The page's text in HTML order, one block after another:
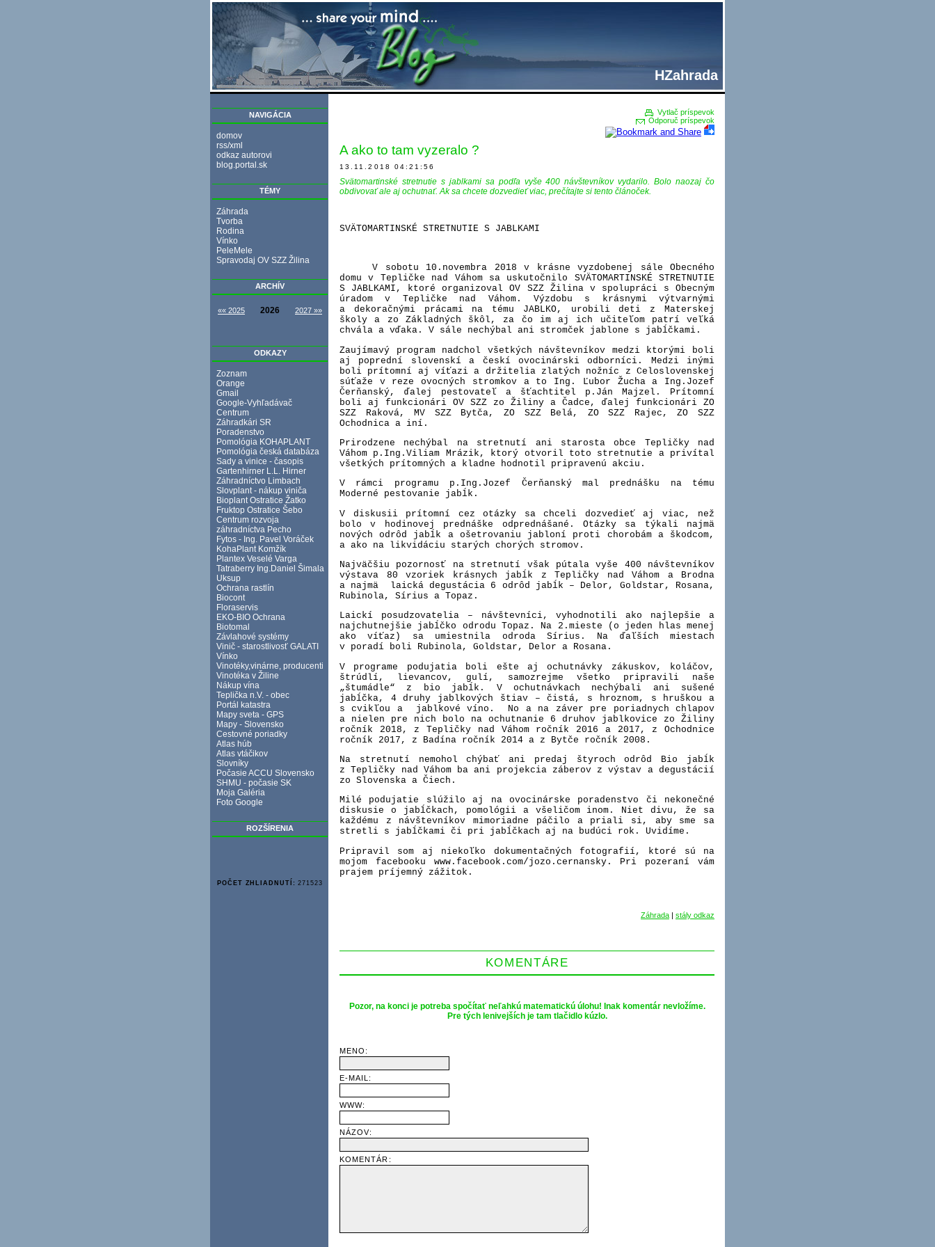
HZahrada
Vytlač príspevok
Odporuč príspevok
A ako to tam vyzeralo ?
13.11.2018 04:21:56
Svätomartinské stretnutie s jablkami sa podľa vyše 400 návštevníkov vydarilo. Bolo naozaj čo
obdivovať ale aj ochutnať. Ak sa chcete dozvedieť viac, prečítajte si tento článoček.
SVÄTOMARTINSKÉ STRETNUTIE S JABLKAMI
V sobotu 10.novembra 2018 v krásne vyzdobenej sále Obecného
domu v Tepličke nad Váhom sa uskutočnilo SVÄTOMARTINSKÉ STRETNUTIE
S JABLKAMI, ktoré organizoval OV SZZ Žilina v spolupráci s Obecným
úradom v Tepličke nad Váhom. Výzdobu s krásnymi výtvarnými
a dekoračnými prácami na tému JABLKO, urobili deti z Materskej
školy a zo Základných škôl, za čo im aj ich učiteľom patrí veľká
chvála a vďaka. V sále nechýbal ani stromček jablone s jabĺčkami.
Zaujímavý program nadchol všetkých návštevníkov medzi ktorými boli
aj poprední slovenskí a českí ovocinárski odborníci. Medzi inými
boli prítomní aj víťazi a držitelia zlatých nožníc z Celoslovenskej
súťaže v reze ovocných stromkov a to Ing. Ľubor Žucha a Ing.Jozef
Čerňanský, ďalej pestovateľ a šťachtitel p.Ján Majzel. Prítomní
boli aj funkcionári OV SZZ zo Žiliny a Čadce, ďalej funkcionári ZO
SZZ Raková, MV SZZ Bytča, ZO SZZ Belá, ZO SZZ Rajec, ZO SZZ
Ochodnica a iní.
Prirodzene nechýbal na stretnutí ani starosta obce Tepličky nad
Váhom p.Ing.Viliam Mrázik, ktorý otvoril toto stretnutie a privítal
všetkých prítomných a kladne hodnotil pripravenú akciu.
V rámci programu p.Ing.Jozef Čerňanský mal prednášku na tému
Moderné pestovanie jabĺk.
V diskusii prítomní cez otázky sa chceli dozvedieť aj viac, než
bolo v hodinovej prednáške odprednášané. Otázky sa týkali najmä
nových odrôd jabĺk a ošetrovaniu jabloní proti chorobám a škodcom,
a ako na likvidáciu starých chorých stromov.
Najväčšiu pozornosť na stretnutí však pútala vyše 400 návštevníkov
výstava 80 vzoriek krásnych jabĺk z Tepličky nad Váhom a Brodna
a najmä
laická degustácia 6 odrôd jabĺk – Delor, Goldstar, Rosana,
Rubinola, Sírius a Topaz.
Laickí posudzovatelia – návštevníci, vyhodnotili ako najlepšie a
najchutnejšie jabĺčko odrodu Topaz. Na 2.mieste
( o jeden hlas menej
ako víťaz) sa umiestnila odroda Sírius. Na ďaľších miestach
v poradí boli Rubinola, Goldstar, Delor a Rosana.
V programe podujatia boli ešte aj ochutnávky zákuskov, koláčov,
štrúdlí, lievancov, gulí, samozrejme všetko pripravili naše
„štumádle“ z bio jabĺk. V ochutnávkach nechýbali ani sušené
jabĺčka, 4 druhy jablkových štiav – čistá, s hroznom, s hruškou a
s cvikľou a
jablkové víno. No a na záver pre poriadnych chlapov
a nielen pre nich bolo na ochutnanie 6 druhov jablkovice zo Žiliny
ročník 2018, z Tepličky nad Váhom ročník 2016 a 2017, z Ochodnice
ročník 2017, z Badína ročník 2014 a z Bytče ročník 2008.
Na stretnutí nemohol chýbať ani predaj štyroch odrôd Bio jabĺk
z Tepličky nad Váhom ba ani projekcia záberov z výstav a degustácií
zo Slovenska a Čiech.
Milé podujatie slúžilo aj na ovocinárske poradenstvo či nekonečné
diskusie o jabĺčkach, pomológii a všeličom inom. Niet divu, že sa
každému z návštevníkov mimoriadne páčilo a priali si, aby sme sa
stretli s jabĺčkami či pri jabĺčkach aj na budúci rok. Uvidíme.
Pripravil som aj niekoľko dokumentačných fotografií, ktoré sú na
mojom facebooku www.facebook.com/jozo.cernansky. Pri pozeraní vám
prajem príjemný zážitok.
Záhrada | stály odkaz
KOMENTÁRE
Pozor, na konci je potreba spočítať neľahkú matematickú úlohu! Inak komentár nevložíme.
Pre tých lenivejších je tam tlačidlo kúzlo.
MENO:
E-MAIL:
WWW:
NÁZOV:
KOMENTÁR:
NAVIGÁCIA
domov
rss/xml
odkaz autorovi
blog.portal.sk
TÉMY
Záhrada
Tvorba
Rodina
Vínko
PeleMele
Spravodaj OV SZZ Žilina
ARCHÍV
«« 2025 2026 2027 »»
ODKAZY
Zoznam
Orange
Gmail
Google-Vyhľadávač
Centrum
Záhradkári SR
Poradenstvo
Pomológia KOHAPLANT
Pomológia česká databáza
Sady a vinice - časopis
Gartenhirner L.L. Hirner
Záhradníctvo Limbach
Slovplant - nákup viniča
Bioplant Ostratice Žatko
Fruktop Ostratice Šebo
Centrum rozvoja
záhradníctva Pecho
Fytos - Ing. Pavel Voráček
KohaPlant Komžík
Plantex Veselé Varga
Tatraberry Ing.Daniel Šimala
Uksup
Ochrana rastlín
Biocont
Floraservis
EKO-BIO Ochrana
Biotomal
Závlahové systémy
Vinič - starostlivosť GALATI
Vínko
Vinotéky,vinárne, producenti
Vinotéka v Žiline
Nákup vína
Teplička n.V. - obec
Portál katastra
Mapy sveta - GPS
Mapy - Slovensko
Cestovné poriadky
Atlas húb
Atlas vtáčikov
Slovníky
Počasie ACCU Slovensko
SHMU - počasie SK
Moja Galéria
Foto Google
ROZŠÍRENIA
POČET ZHLIADNUTÍ: 271523